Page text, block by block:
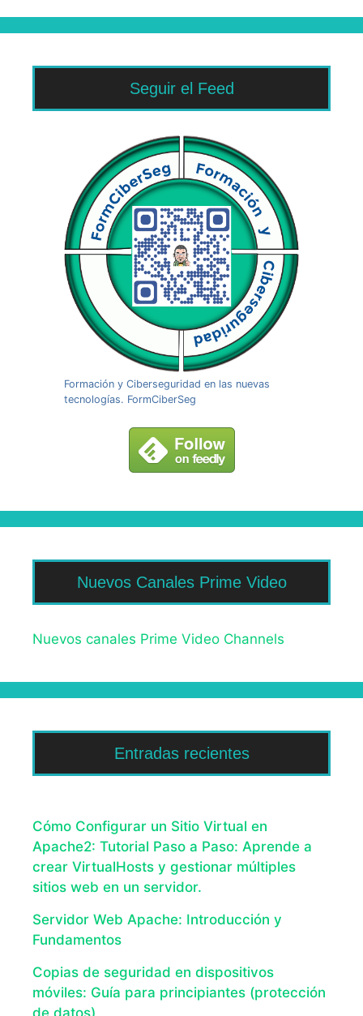
Seguir el Feed
Formación y Ciberseguridad en las nuevas
tecnologías. FormCiberSeg
Nuevos Canales Prime Video
Nuevos canales Prime Video Channels
Entradas recientes
Cómo Configurar un Sitio Virtual en
Apache2: Tutorial Paso a Paso: Aprende a
crear VirtualHosts y gestionar múltiples
sitios web en un servidor.
Servidor Web Apache: Introducción y
Fundamentos
Copias de seguridad en dispositivos
móviles: Guía para principiantes (protección